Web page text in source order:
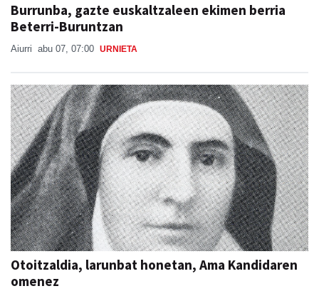
Burrunba, gazte euskaltzaleen ekimen berria
Beterri-Buruntzan
Aiurri abu 07, 07:00 URNIETA
Otoitzaldia, larunbat honetan, Ama Kandidaren
omenez